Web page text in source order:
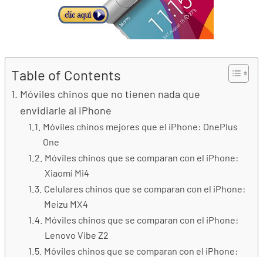
Table of Contents
Móviles chinos que no tienen nada que
envidiarle al iPhone
Móviles chinos mejores que el iPhone: OnePlus
One
Móviles chinos que se comparan con el iPhone:
Xiaomi Mi4
Celulares chinos que se comparan con el iPhone:
Meizu MX4
Móviles chinos que se comparan con el iPhone:
Lenovo Vibe Z2
Móviles chinos que se comparan con el iPhone: